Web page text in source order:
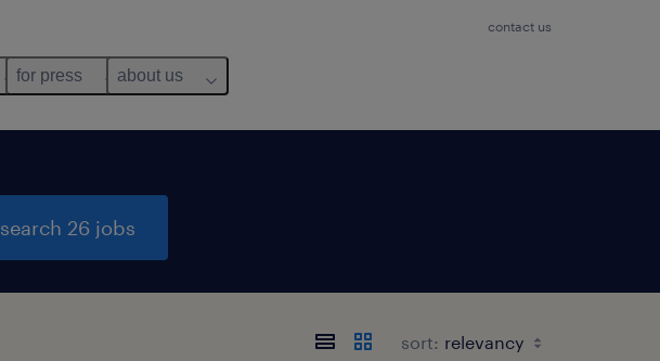
contact us
for press about us
search 26 jobs
sort: